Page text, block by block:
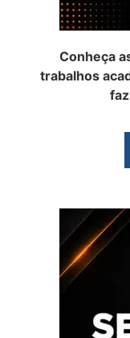
Conheça
trabalhos